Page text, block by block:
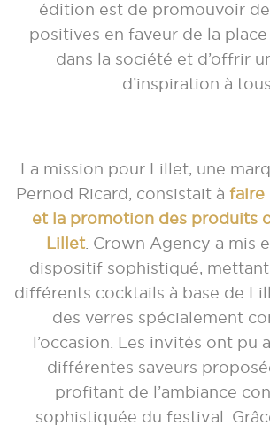
édition est de promouvoir
positives en faveur de la
dans la société et d’offrir
d’inspiration à tous.
La mission pour Lillet, une
Pernod Ricard, consistait à faire
et la promotion des produits
Lillet . Crown Agency a mis
dispositif sophistiqué, mettant
différents cocktails à base de
des verres spécialement
l’occasion. Les invités ont pu
différentes saveurs
profitant de l’ambiance
sophistiquée du festival.